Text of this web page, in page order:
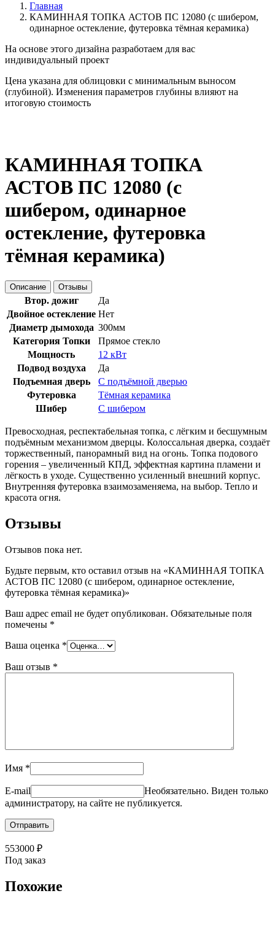
Главная
КАМИННАЯ ТОПКА АСТОВ ПС 12080 (с шибером,
одинарное остекление, футеровка тёмная керамика)
На основе этого дизайна разработаем для вас
индивидуальный проект
Цена указана для облицовки с минимальным выносом
(глубиной). Изменения параметров глубины влияют на
итоговую стоимость
КАМИННАЯ ТОПКА
АСТОВ ПС 12080 (с
шибером, одинарное
остекление, футеровка
тёмная керамика)
Описание Отзывы
Втор. дожиг
Да
Двойное остекление Нет
Диаметр дымохода 300мм
Категория Топки
Прямое стекло
Мощность
12 кВт
Подвод воздуха
Да
Подъемная дверь
С подъёмной дверью
Футеровка
Тёмная керамика
Шибер
С шибером
Превосходная, респектабельная топка, с лёгким и бесшумным
подъёмным механизмом дверцы. Колоссальная дверка, создаёт
торжественный, панорамный вид на огонь. Топка подового
горения – увеличенный КПД, эффектная картина пламени и
лёгкость в уходе. Существенно усиленный внешний корпус.
Внутренняя футеровка взаимозаменяема, на выбор. Тепло и
красота огня.
Отзывы
Отзывов пока нет.
Будьте первым, кто оставил отзыв на «КАМИННАЯ ТОПКА
АСТОВ ПС 12080 (с шибером, одинарное остекление,
футеровка тёмная керамика)»
Ваш адрес email не будет опубликован. Обязательные поля
помечены *
Ваша оценка *
Ваш отзыв *
Имя *
E-mail
Необязательно. Виден только
администратору, на сайте не публикуется.
553000 ₽
Под заказ
Похожие